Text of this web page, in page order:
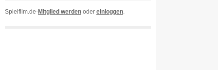
Spielfilm.de-Mitglied werden oder einloggen